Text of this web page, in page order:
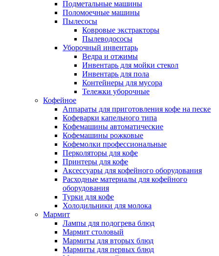
Подметальные машины
Поломоечные машины
Пылесосы
Ковровые экстракторы
Пылеводососы
Уборочный инвентарь
Ведра и отжимы
Инвентарь для мойки стекол
Инвентарь для пола
Контейнеры для мусора
Тележки уборочные
Кофейное
Аппараты для приготовления кофе на песке
Кофеварки капельного типа
Кофемашины автоматические
Кофемашины рожковые
Кофемолки профессиональные
Перколяторы для кофе
Принтеры для кофе
Аксессуары для кофейного оборудования
Расходные материалы для кофейного
оборудования
Турки для кофе
Холодильники для молока
Мармит
Лампы для подогрева блюд
Мармит столовый
Мармиты для вторых блюд
Мармиты для первых блюд